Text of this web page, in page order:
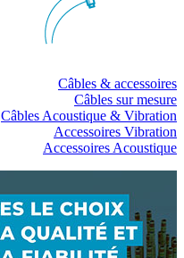
Câbles & accessoires
Câbles sur mesure
Câbles Acoustique & Vibration
Accessoires Vibration
Accessoires Acoustique